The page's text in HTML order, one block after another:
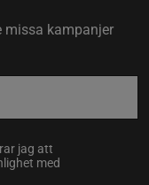
missa kampanjer
jag att
med